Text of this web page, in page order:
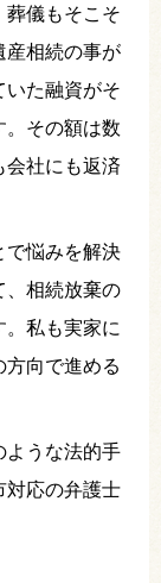
葬儀もそこそ
産相続の事が
いた融資がそ
。その額は数
会社にも返済
で悩みを解決
、相続放棄の
私も実家に
向で進める
ような法的手
対応の弁護士